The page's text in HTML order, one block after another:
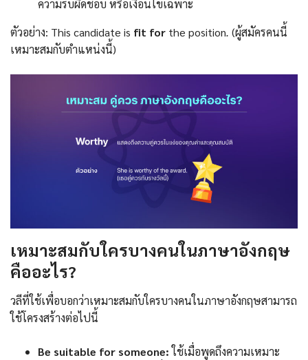
ความรับผิดชอบ หรือเงื่อนไขเฉพาะ
ตัวอย่าง: This candidate is fit for the position. (ผู้สมัครคนนี้
เหมาะสมกับตำแหน่งนี้)
เหมาะสมกับใครบางคนในภาษาอังกฤษ
คืออะไร?
วลีที่ใช้เพื่อบอกว่าเหมาะสมกับใครบางคนในภาษาอังกฤษสามารถ
ใช้โครงสร้างต่อไปนี้
Be suitable for someone:ใช้เมื่อพูดถึงความเหมาะ